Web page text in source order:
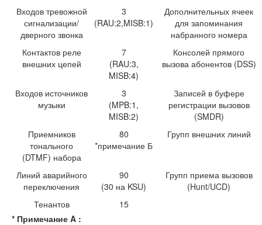
Входов тревожной
сигнализации/
дверного звонка
3
(RAU:2,MISB:1)
Дополнительных ячеек
для запоминания
набранного номера
Контактов реле
внешних цепей
7
(RAU:3,
MISB:4)
Консолей прямого
вызова абонентов (DSS)
Входов источников
музыки
3
(MPB:1,
MISB:2)
Записей в буфере
регистрации вызовов
(SMDR)
Приемников
тонального
(DTMF) набора
80
*примечание Б
Групп внешних линий
Линий аварийного
переключения
90
(30 на KSU)
Групп приема вызовов
(Hunt/UCD)
Тенантов
15
* Примечание A :